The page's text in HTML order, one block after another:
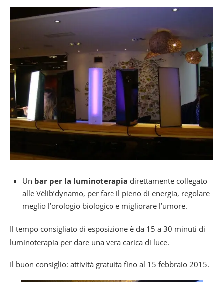
Un bar per la luminoterapia direttamente collegato
alle Vélib’dynamo, per fare il pieno di energia, regolare
meglio l’orologio biologico e migliorare l’umore.
Il tempo consigliato di esposizione è da 15 a 30 minuti di
luminoterapia per dare una vera carica di luce.
Il buon consiglio: attività gratuita fino al 15 febbraio 2015.